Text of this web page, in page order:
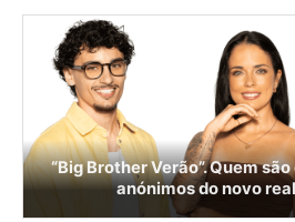
“Big Brother Verão”. Quem
anónimos do novo